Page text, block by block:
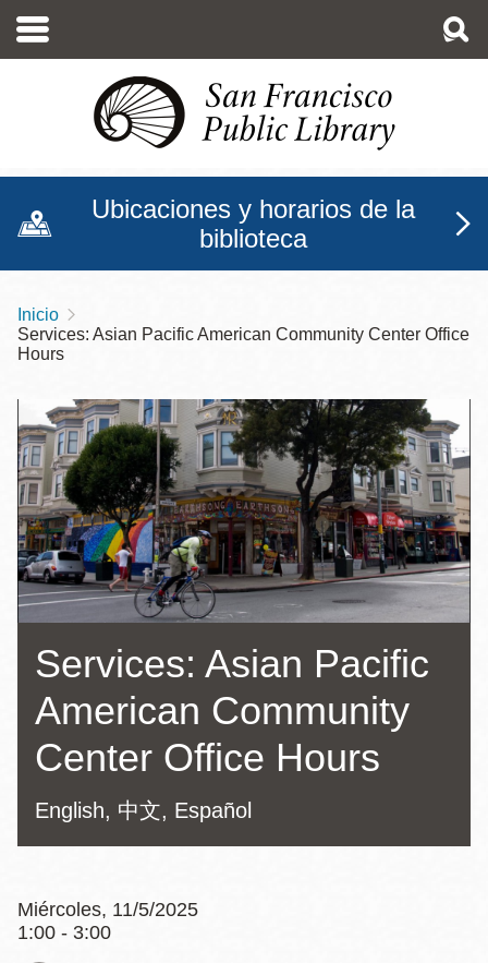
contenido
Ubicaciones y horarios de la
biblioteca
Sobrescribir
enlaces
de
ayuda
a
la
navegación
Inicio
Services: Asian Pacific American Community Center Office
Hours
Services: Asian Pacific
American Community
Center Office Hours
English, 中文, Español
Miércoles, 11/5/2025
1:00 - 3:00